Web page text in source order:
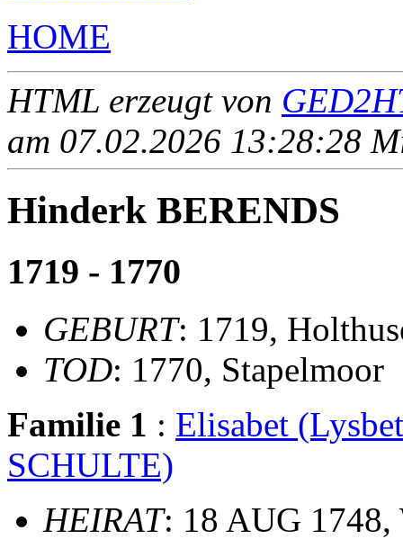
HOME
HTML erzeugt von
am 07.02.2026 13:28:28
Hinderk BERENDS
1719 - 1770
GEBURT: 1719,
TOD: 1770, Stapelmoor
Familie 1 : Elisabet
SCHULTE)
HEIRAT: 18 AUG 1748,